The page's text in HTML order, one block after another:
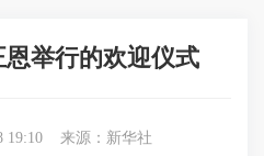
举行的欢迎仪式
19:10 来源：新华社